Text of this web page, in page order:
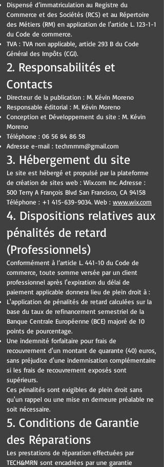
Dispensé d’immatriculation au Registre du
Commerce et des Sociétés (RCS) et au Répertoire
des Métiers (RM) en application de l'article L. 123-1-1
du Code de commerce.
TVA : TVA non applicable, article 293 B du Code
Général des Impôts (CGI).
2. Responsabilités et
Contacts
Directeur de la publication : M. Kévin Moreno
Responsable éditorial : M. Kévin Moreno
Conception et Développement du site : M. Kévin
Moreno
Téléphone : 06 56 84 86 58
Adresse e-mail : techmrnm@gmail.com
3. Hébergement du site
Le site est hébergé et propulsé par la plateforme
de création de sites web : Wix.com Inc. Adresse :
500 Terry A François Blvd San Francisco, CA 94158
Téléphone : +1 415-639-9034. Web : www.wix.com
4. Dispositions relatives aux
pénalités de retard
(Professionnels)
Conformément à l’article L. 441-10 du Code de
commerce, toute somme versée par un client
professionnel après l'expiration du délai de
paiement applicable donnera lieu de plein droit à :
L'application de pénalités de retard calculées sur la
base du taux de refinancement semestriel de la
Banque Centrale Européenne (BCE) majoré de 10
points de pourcentage.
Une indemnité forfaitaire pour frais de
recouvrement d'un montant de quarante (40) euros,
sans préjudice d'une indemnisation complémentaire
si les frais de recouvrement exposés sont
supérieurs.
Ces pénalités sont exigibles de plein droit sans
qu'un rappel ou une mise en demeure préalable ne
soit nécessaire.
5. Conditions de Garantie
des Réparations
Les prestations de réparation effectuées par
TECH&MRN sont encadrées par une garantie